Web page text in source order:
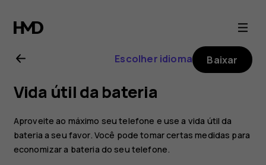
Nokia
2.3
user
guide
Escolher idioma Baixar
Vida útil da bateria
Aproveite ao máximo seu telefone e use a vida útil da
bateria a seu favor. Você pode tomar certas medidas para
economizar a bateria do seu telefone.